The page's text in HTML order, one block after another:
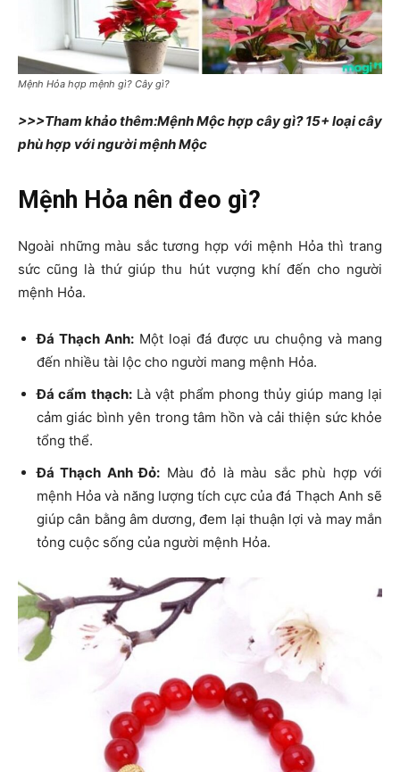
Mệnh Hỏa hợp mệnh gì? Cây gì?
>>>Tham khảo thêm:Mệnh Mộc hợp cây gì? 15+ loại cây
phù hợp với người mệnh Mộc
Mệnh Hỏa nên đeo gì?
Ngoài những màu sắc tương hợp với mệnh Hỏa thì trang
sức cũng là thứ giúp thu hút vượng khí đến cho người
mệnh Hỏa.
Đá Thạch Anh: Một loại đá được ưu chuộng và mang
đến nhiều tài lộc cho người mang mệnh Hỏa.
Đá cẩm thạch:Là vật phẩm phong thủy giúp mang lại
cảm giác bình yên trong tâm hồn và cải thiện sức khỏe
tổng thể.
Đá Thạch Anh Đỏ: Màu đỏ là màu sắc phù hợp với
mệnh Hỏa và năng lượng tích cực của đá Thạch Anh sẽ
giúp cân bằng âm dương, đem lại thuận lợi và may mắn
tỏng cuộc sống của người mệnh Hỏa.